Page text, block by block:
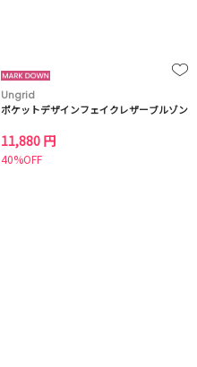
Ungrid
ポケットデザインフェイクレザーブルゾン
11,880 円
40%OFF